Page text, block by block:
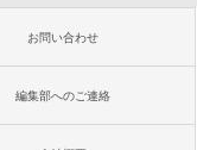
お問い合わせ
編集部へのご連絡